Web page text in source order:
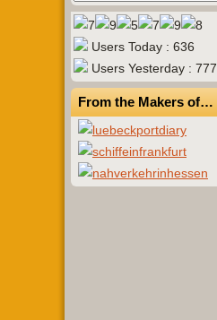
Users Today : 636
Users Yesterday : 777
From the Makers of…